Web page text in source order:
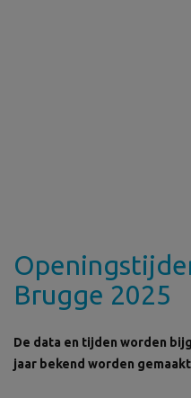
Brugge 2025
De data en tijden worden
jaar bekend worden